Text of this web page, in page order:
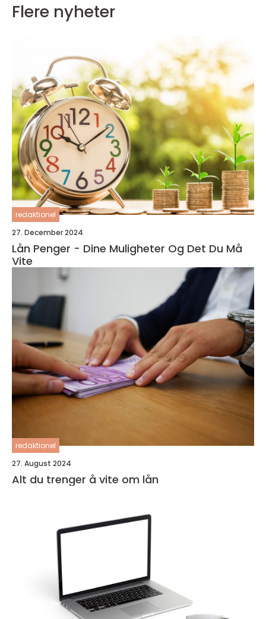
Flere nyheter
redaktionel
27. December 2024
Lån Penger - Dine Muligheter Og Det Du Må
Vite
redaktionel
27. August 2024
Alt du trenger å vite om lån